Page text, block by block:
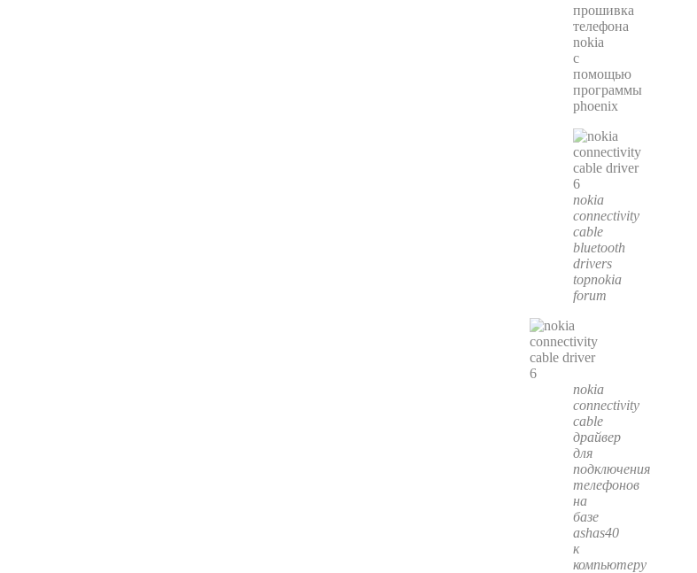
прошивка
телефона
nokia
с
помощью
программы
phoenix
nokia
connectivity
cable
bluetooth
drivers
topnokia
forum
nokia
connectivity
cable
драйвер
для
подключения
телефонов
на
базе
ashas40
к
компьютеру